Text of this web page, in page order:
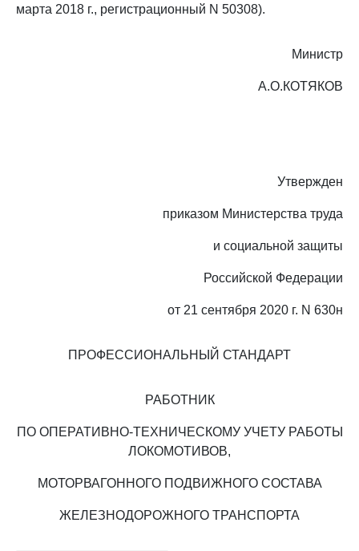
марта 2018 г., регистрационный N 50308).
Министр
А.О.КОТЯКОВ
Утвержден
приказом Министерства труда
и социальной защиты
Российской Федерации
от 21 сентября 2020 г. N 630н
ПРОФЕССИОНАЛЬНЫЙ СТАНДАРТ
РАБОТНИК
ПО ОПЕРАТИВНО-ТЕХНИЧЕСКОМУ УЧЕТУ РАБОТЫ
ЛОКОМОТИВОВ,
МОТОРВАГОННОГО ПОДВИЖНОГО СОСТАВА
ЖЕЛЕЗНОДОРОЖНОГО ТРАНСПОРТА